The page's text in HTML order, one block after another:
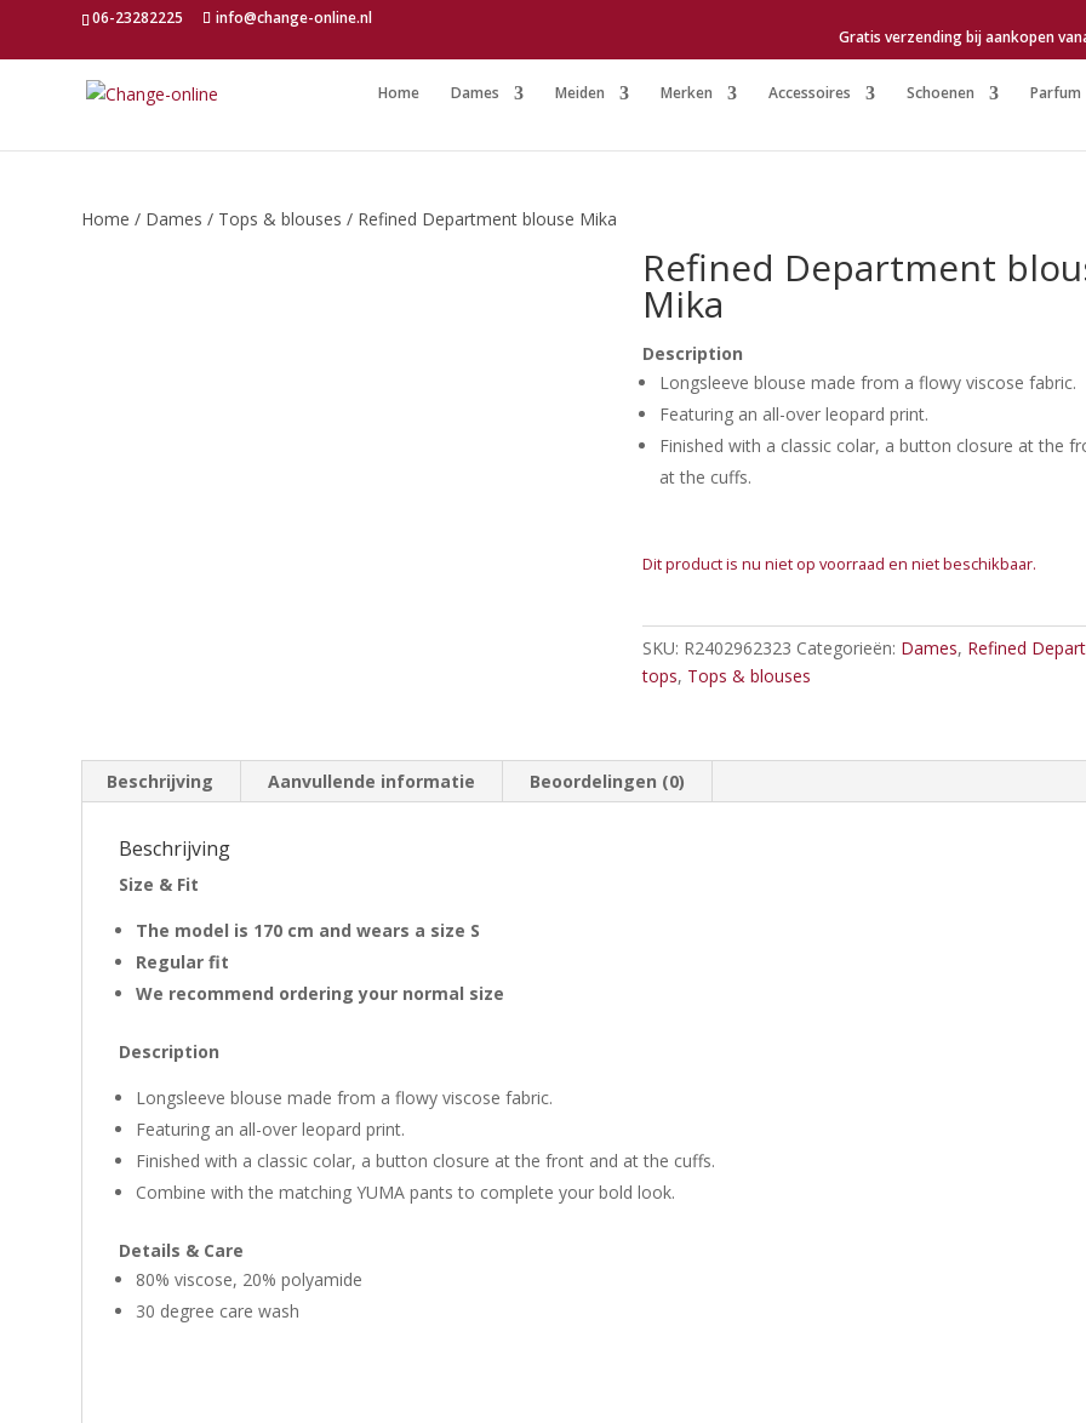
06-23282225
info@change-online.nl
Gratis verzending bij aankopen
Home Dames Meiden Merken Accessoires Schoenen Parfum
Home / Dames / Tops & blouses / Refined Department blouse Mika
Refined Department
Mika
Description
Longsleeve blouse made from a flowy viscose fabric.
Featuring an all-over leopard print.
Finished with a classic colar, a button closure at the
at the cuffs.
Dit product is nu niet op voorraad en niet beschikbaar.
SKU: R2402962323 Categorieën: Dames, Refined
tops, Tops & blouses
Beschrijving Aanvullende informatie Beoordelingen (0)
Beschrijving
Size & Fit
The model is 170 cm and wears a size S
Regular fit
We recommend ordering your normal size
Description
Longsleeve blouse made from a flowy viscose fabric.
Featuring an all-over leopard print.
Finished with a classic colar, a button closure at the front and at the cuffs.
Combine with the matching YUMA pants to complete your bold look.
Details & Care
80% viscose, 20% polyamide
30 degree care wash